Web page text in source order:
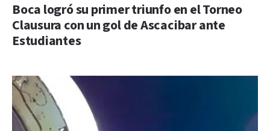
Boca logró su primer triunfo en el Torneo
Clausura con un gol de Ascacibar ante
Estudiantes